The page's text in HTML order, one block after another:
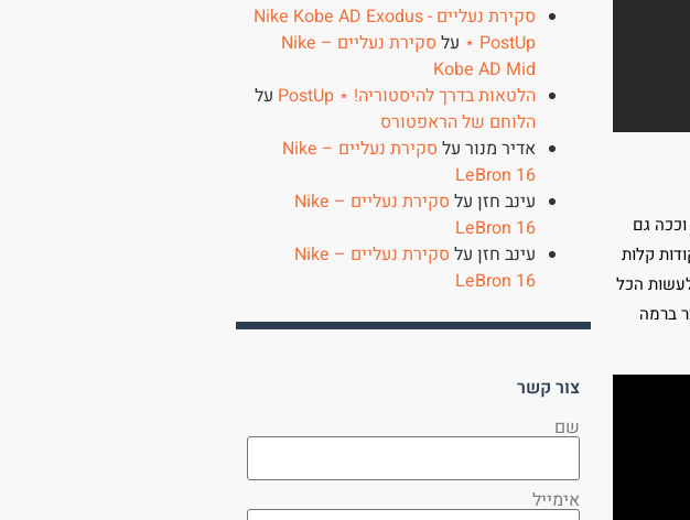
גם
קלות
הכל
ברמה
סקירת נעליים - Nike Kobe AD Exodus
⋆ PostUp על
סקירת נעליים – Nike
Kobe AD Mid
הלטאות בדרך להיסטוריה! ⋆ PostUp
על
הלוחם של הראפטורס
אדיר מנור על
סקירת נעליים – Nike
LeBron 16
עינב חזן על
סקירת נעליים – Nike
LeBron 16
עינב חזן על
סקירת נעליים – Nike
LeBron 16
צור קשר
שם
אימייל